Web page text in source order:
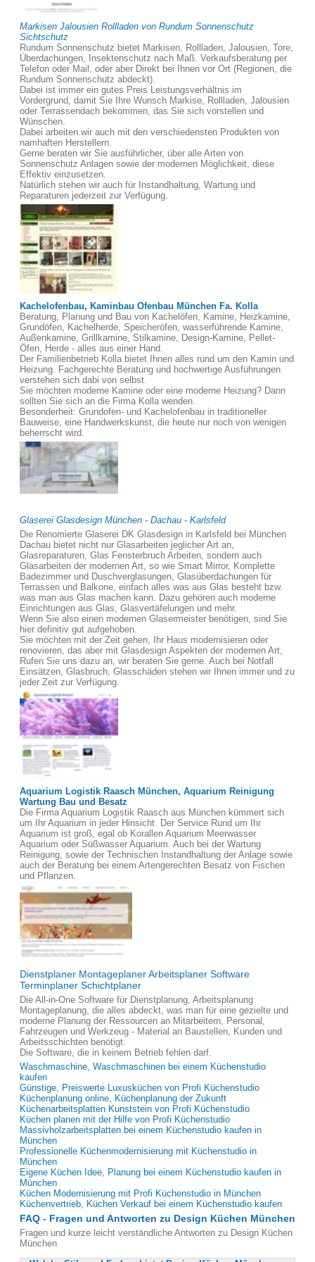
Markisen Jalousien Rollladen von Rundum Sonnenschutz
Sichtschutz
Rundum Sonnenschutz bietet Markisen, Rollladen, Jalousien, Tore,
Überdachungen, Insektenschutz nach Maß. Verkaufsberatung per
Telefon oder Mail, oder aber Direkt bei Ihnen vor Ort (Regionen, die
Rundum Sonnenschutz abdeckt).
Dabei ist immer ein gutes Preis Leistungsverhältnis im
Vordergrund, damit Sie Ihre Wunsch Markise, Rollladen, Jalousien
oder Terrassendach bekommen, das Sie sich vorstellen und
Wünschen.
Dabei arbeiten wir auch mit den verschiedensten Produkten von
namhaften Herstellern.
Gerne beraten wir Sie ausführlicher, über alle Arten von
Sonnenschutz Anlagen sowie der modernen Möglichkeit, diese
Effektiv einzusetzen.
Natürlich stehen wir auch für Instandhaltung, Wartung und
Reparaturen jederzeit zur Verfügung.
Kachelofenbau, Kaminbau Ofenbau München Fa. Kolla
Beratung, Planung und Bau von Kachelöfen, Kamine, Heizkamine,
Grundöfen, Kachelherde, Speicheröfen, wasserführende Kamine,
Außenkamine, Grillkamine, Stilkamine, Design-Kamine, Pellet-
Öfen, Herde - alles aus einer Hand.
Der Familienbetrieb Kolla bietet Ihnen alles rund um den Kamin und
Heizung. Fachgerechte Beratung und hochwertige Ausführungen
verstehen sich dabi von selbst.
Sie möchten moderne Kamine oder eine moderne Heizung? Dann
sollten Sie sich an die Firma Kolla wenden.
Besonderheit: Grundofen- und Kachelofenbau in traditioneller
Bauweise, eine Handwerkskunst, die heute nur noch von wenigen
beherrscht wird.
Glaserei Glasdesign München - Dachau - Karlsfeld
Die Renomierte Glaserei DK Glasdesign in Karlsfeld bei München
Dachau bietet nicht nur Glasarbeiten jeglicher Art an,
Glasreparaturen, Glas Fensterbruch Arbeiten, sondern auch
Glasarbeiten der modernen Art, so wie Smart Mirror, Komplette
Badezimmer und Duschverglasungen, Glasüberdachungen für
Terrassen und Balkone, einfach alles was aus Glas besteht bzw.
was man aus Glas machen kann. Dazu gehören auch moderne
Einrichtungen aus Glas, Glasvertäfelungen und mehr.
Wenn Sie also einen modernen Glasermeister benötigen, sind Sie
hier definitiv gut aufgehoben.
Sie möchten mit der Zeit gehen, Ihr Haus modernisieren oder
renovieren, das aber mit Glasdesign Aspekten der modernen Art,
Rufen Sie uns dazu an, wir beraten Sie gerne. Auch bei Notfall
Einsätzen, Glasbruch, Glasschäden stehen wir Ihnen immer und zu
jeder Zeit zur Verfügung.
Aquarium Logistik Raasch München, Aquarium Reinigung
Wartung Bau und Besatz
Die Firma Aquarium Logistik Raasch aus München kümmert sich
um Ihr Aquarium in jeder Hinsicht. Der Service Rund um Ihr
Aquarium ist groß, egal ob Korallen Aquarium Meerwasser
Aquarium oder Süßwasser Aquarium. Auch bei der Wartung
Reinigung, sowie der Technischen Instandhaltung der Anlage sowie
auch der Beratung bei einem Artengerechten Besatz von Fischen
und Pflanzen.
Dienstplaner Montageplaner Arbeitsplaner Software
Terminplaner Schichtplaner
Die All-in-One Software für Dienstplanung, Arbeitsplanung
Montageplanung, die alles abdeckt, was man für eine gezielte und
moderne Planung der Ressourcen an Mitarbeitern, Personal,
Fahrzeugen und Werkzeug - Material an Baustellen, Kunden und
Arbeitsschichten benötigt.
Die Software, die in keinem Betrieb fehlen darf.
Waschmaschine, Waschmaschinen bei einem Küchenstudio
kaufen
Günstige, Preiswerte Luxusküchen von Profi Küchenstudio
Küchenplanung online, Küchenplanung der Zukunft
Küchenarbeitsplatten Kunststein von Profi Küchenstudio
Küchen planen mit der Hilfe von Profi Küchenstudio
Massivholzarbeitsplatten bei einem Küchenstudio kaufen in
München
Professionelle Küchenmodernisierung mit Küchenstudio in
München
Eigene Küchen Idee, Planung bei einem Küchenstudio kaufen in
München
Küchen Modernisierung mit Profi Küchenstudio in München
Küchenvertrieb, Küchen Verkauf bei einem Küchenstudio kaufen
FAQ - Fragen und Antworten zu Design Küchen München
Fragen und kurze leicht verständliche Antworten zu Design Küchen
München